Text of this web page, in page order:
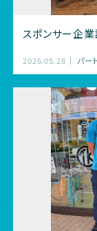
スポンサー企
2026.05.28 パー